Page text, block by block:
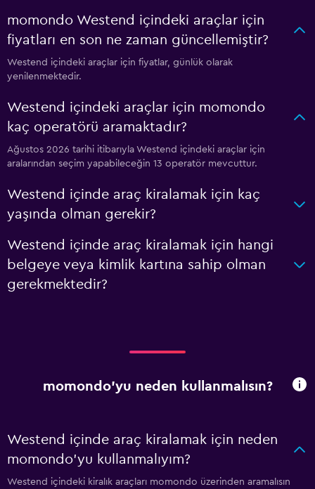
momondo Westend içindeki araçlar için
fiyatları en son ne zaman güncellemiştir?
Westend içindeki araçlar için fiyatlar, günlük olarak
yenilenmektedir.
Westend içindeki araçlar için momondo
kaç operatörü aramaktadır?
Ağustos 2026 tarihi itibarıyla Westend içindeki araçlar için
aralarından seçim yapabileceğin 13 operatör mevcuttur.
Westend içinde araç kiralamak için kaç
yaşında olman gerekir?
Westend içinde araç kiralamak için hangi
belgeye veya kimlik kartına sahip olman
gerekmektedir?
momondo'yu neden kullanmalısın?
Westend içinde araç kiralamak için neden
momondo'yu kullanmalıyım?
Westend içindeki kiralık araçları momondo üzerinden aramalısın